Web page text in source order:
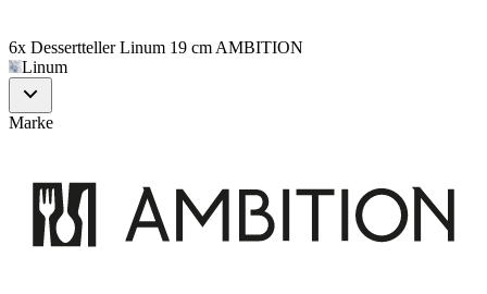
6x Dessertteller Linum 19 cm AMBITION
Linum
Marke